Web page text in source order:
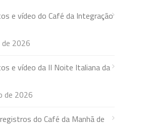
e vídeo do Café da Integração
2026
e vídeo da II Noite Italiana da
de 2026
do Café da Manhã de